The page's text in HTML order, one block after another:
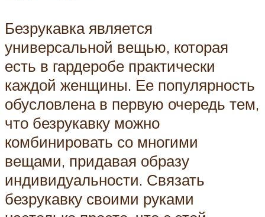
Безрукавка является
универсальной вещью, которая
есть в гардеробе практически
каждой женщины. Ее популярность
обусловлена в первую очередь тем,
что безрукавку можно
комбинировать со многими
вещами, придавая образу
индивидуальности. Связать
безрукавку своими руками